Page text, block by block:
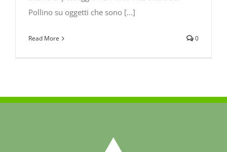
Pollino su oggetti che sono [...]
Read More 0